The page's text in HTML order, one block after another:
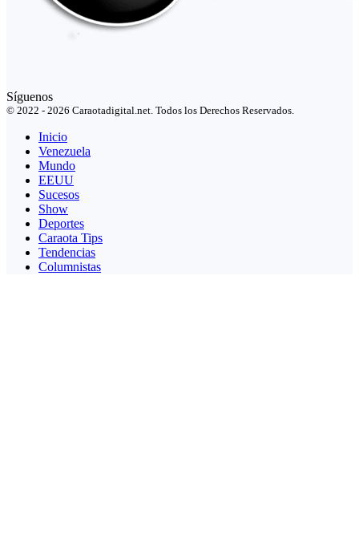
Síguenos
© 2022 - 2026 Caraotadigital.net. Todos los Derechos Reservados.
Inicio
Venezuela
Mundo
EEUU
Sucesos
Show
Deportes
Caraota Tips
Tendencias
Columnistas